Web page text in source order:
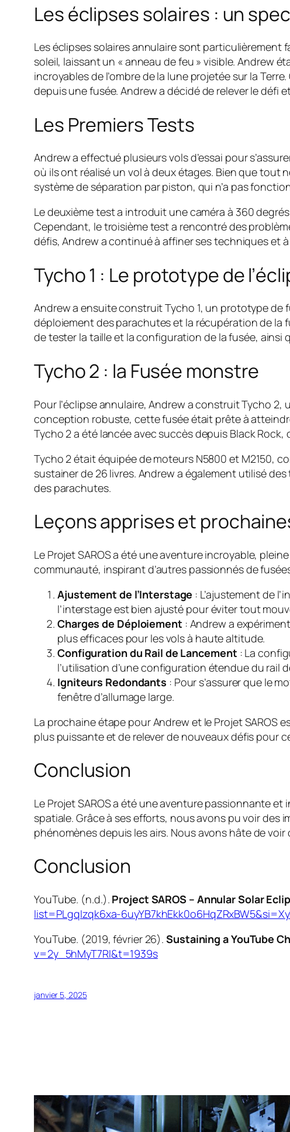
Les éclipses solaires : un
Les éclipses solaires annulaire sont particulièrement
soleil, laissant un « anneau de feu » visible. Andrew
incroyables de l’ombre de la lune projetée sur la
depuis une fusée. Andrew a décidé de relever le défi
Les Premiers Tests
Andrew a effectué plusieurs vols d’essai pour
où ils ont réalisé un vol à deux étages. Bien que tout
système de séparation par piston, qui n’a pas
Le deuxième test a introduit une caméra à 360
Cependant, le troisième test a rencontré des
défis, Andrew a continué à affiner ses techniques et
Tycho 1 : Le prototype de
Andrew a ensuite construit Tycho 1, un prototype de
déploiement des parachutes et la récupération de la
de tester la taille et la configuration de la fusée, ainsi
Tycho 2 : la Fusée monstre
Pour l’éclipse annulaire, Andrew a construit Tycho
conception robuste, cette fusée était prête à
Tycho 2 a été lancée avec succès depuis Black
Tycho 2 était équipée de moteurs N5800 et M2150,
sustainer de 26 livres. Andrew a également utilisé
des parachutes.
Leçons apprises et
Le Projet SAROS a été une aventure incroyable,
communauté, inspirant d’autres passionnés de
Ajustement de l’Interstage : L’ajustement de
l’interstage est bien ajusté pour éviter tout
Charges de Déploiement : Andrew a
plus efficaces pour les vols à haute altitude.
Configuration du Rail de Lancement : La
l’utilisation d’une configuration étendue du rail
Igniteurs Redondants : Pour s’assurer que le
fenêtre d’allumage large.
La prochaine étape pour Andrew et le Projet SAROS
plus puissante et de relever de nouveaux défis pour
Conclusion
Le Projet SAROS a été une aventure passionnante
spatiale. Grâce à ses efforts, nous avons pu voir des
phénomènes depuis les airs. Nous avons hâte de voir
Conclusion
YouTube. (n.d.). Project SAROS – Annular Solar
list=PLgqIzqk6xa-
YouTube. (2019, février 26).Sustaining a YouTube
v=2y_5hMyT7RI&t=1939s
janvier 5, 2025